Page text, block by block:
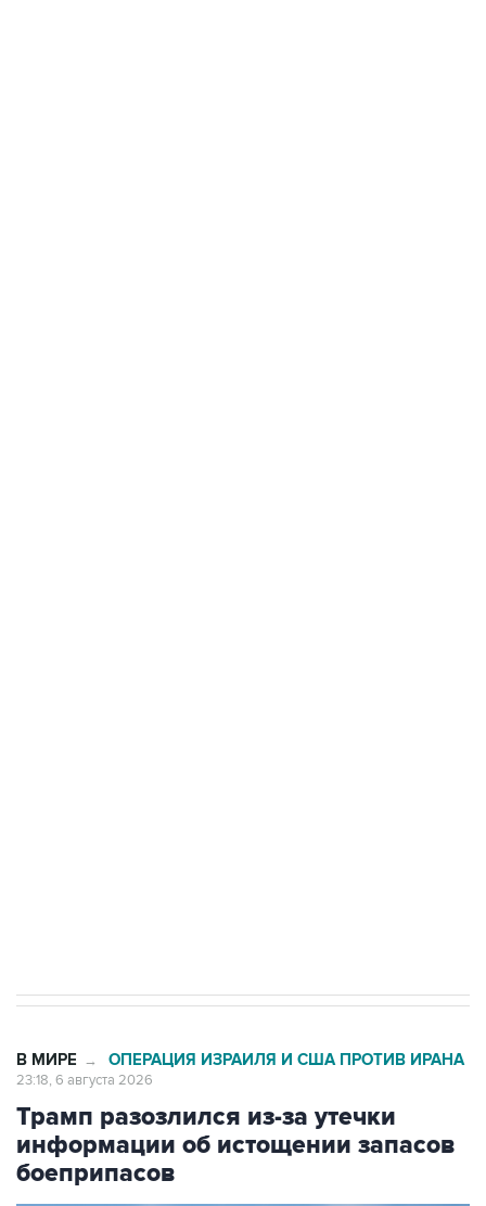
В МИРЕ → ОПЕРАЦИЯ ИЗРАИЛЯ И США ПРОТИВ ИРАНА
23:18, 6 августа 2026
Трамп разозлился из-за утечки
информации об истощении запасов
боеприпасов